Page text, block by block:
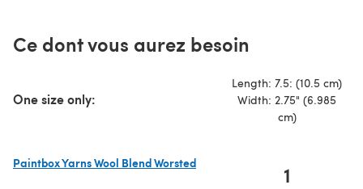
Ce dont vous aurez besoin
One size only:
Length: 7.5: (10.5 cm)
Width: 2.75" (6.985
cm)
Paintbox Yarns Wool Blend Worsted
1